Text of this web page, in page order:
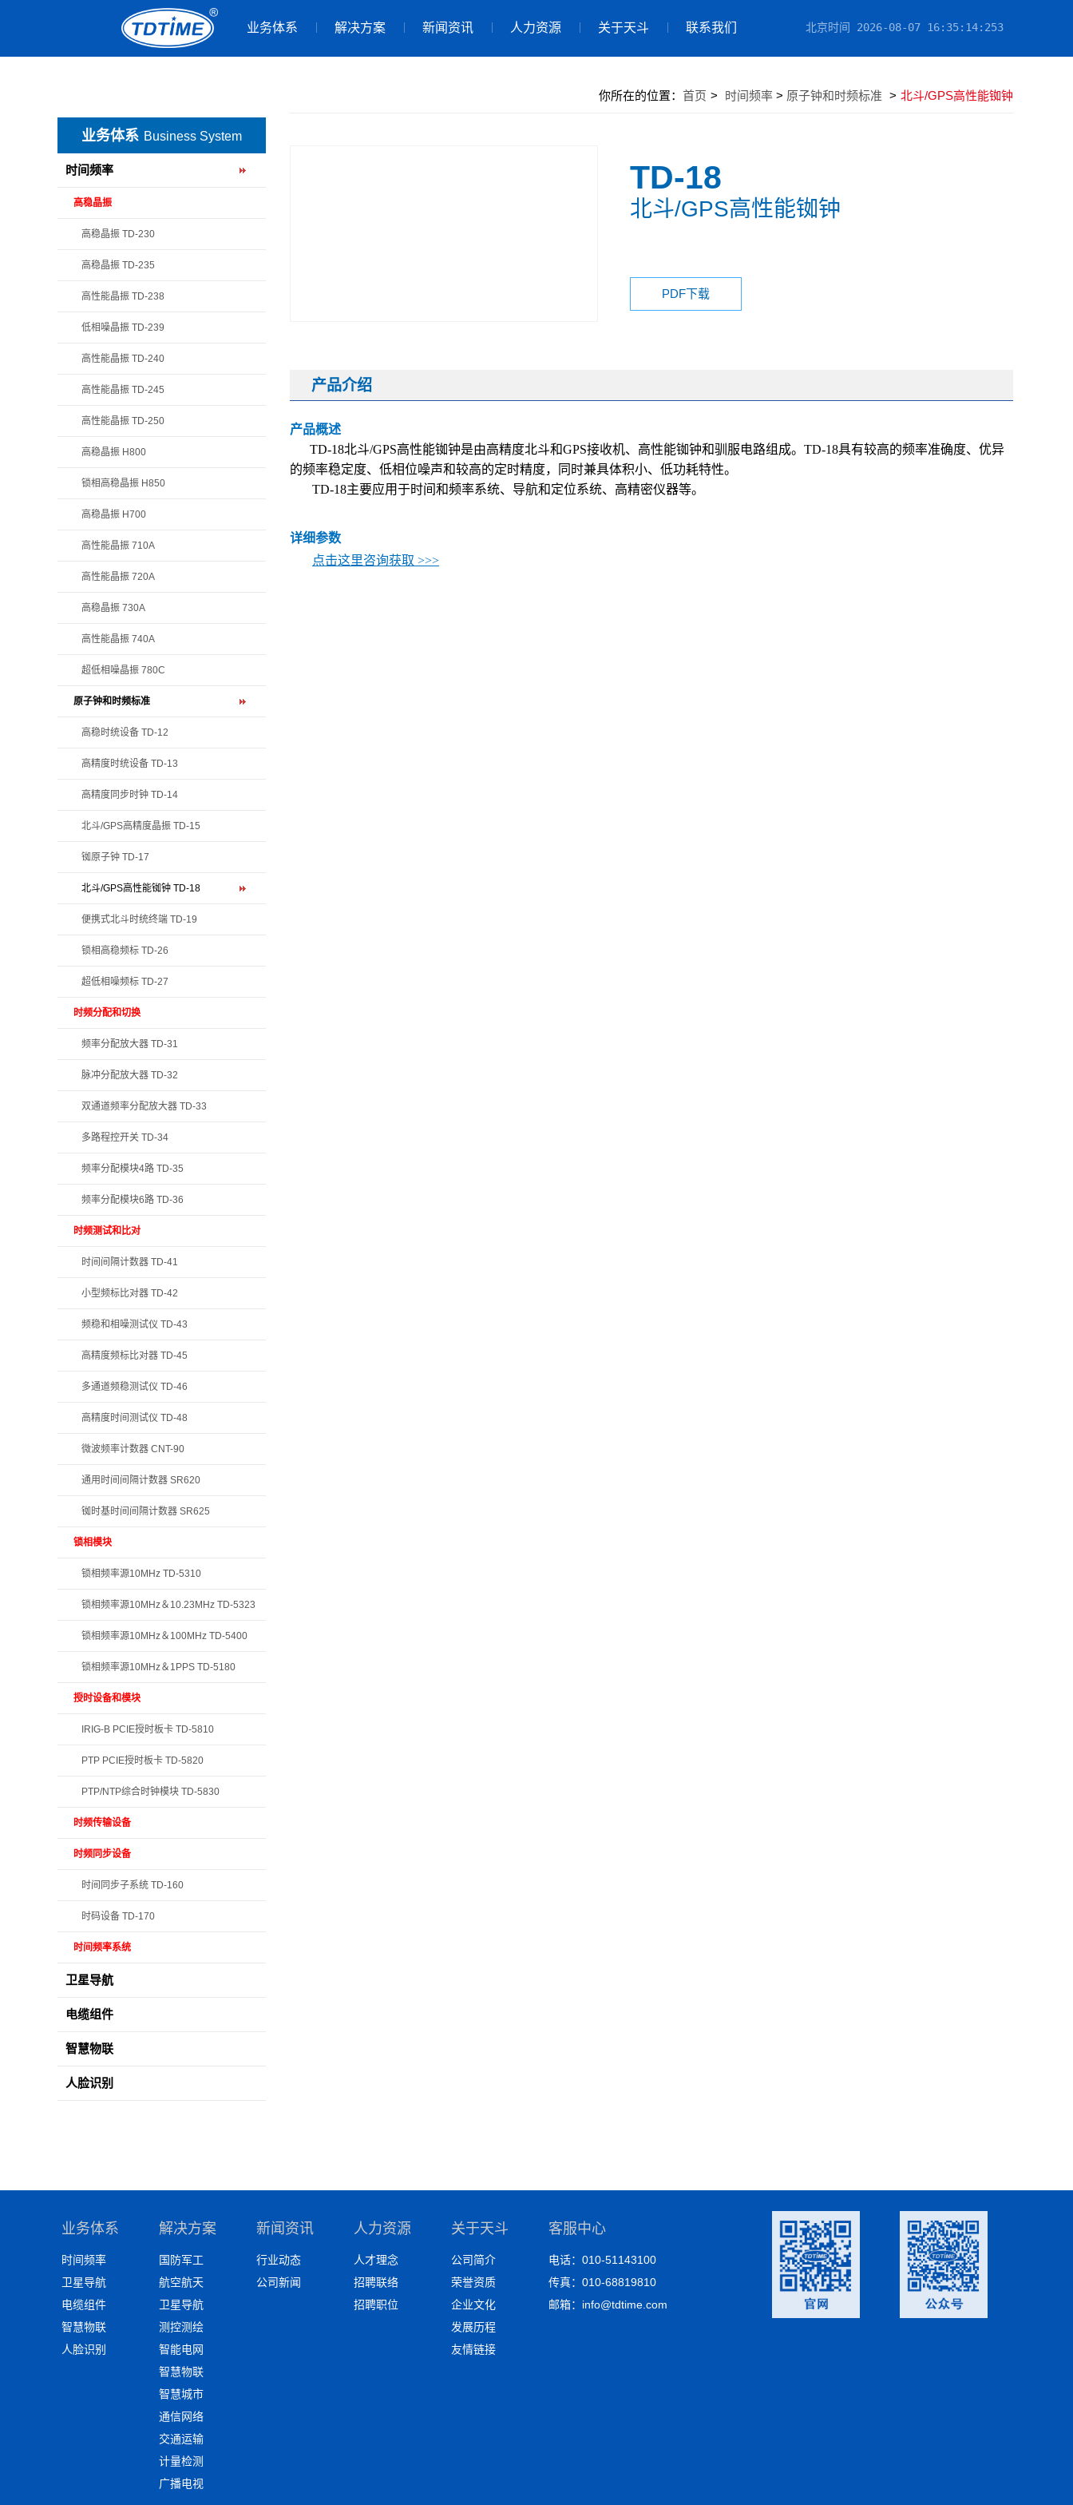
业务体系 解决方案 新闻资讯 人力资源 关于天斗 联系我们 北京时间 2026-08-07 16:35:14:855
业务体系 Business System
时间频率
高稳晶振
高稳晶振 TD-230
高稳晶振 TD-235
高性能晶振 TD-238
低相噪晶振 TD-239
高性能晶振 TD-240
高性能晶振 TD-245
高性能晶振 TD-250
高稳晶振 H800
锁相高稳晶振 H850
高稳晶振 H700
高性能晶振 710A
高性能晶振 720A
高稳晶振 730A
高性能晶振 740A
超低相噪晶振 780C
原子钟和时频标准
高稳时统设备 TD-12
高精度时统设备 TD-13
高精度同步时钟 TD-14
北斗/GPS高精度晶振 TD-15
铷原子钟 TD-17
北斗/GPS高性能铷钟 TD-18
便携式北斗时统终端 TD-19
锁相高稳频标 TD-26
超低相噪频标 TD-27
时频分配和切换
频率分配放大器 TD-31
脉冲分配放大器 TD-32
双通道频率分配放大器 TD-33
多路程控开关 TD-34
频率分配模块4路 TD-35
频率分配模块6路 TD-36
时频测试和比对
时间间隔计数器 TD-41
小型频标比对器 TD-42
频稳和相噪测试仪 TD-43
高精度频标比对器 TD-45
多通道频稳测试仪 TD-46
高精度时间测试仪 TD-48
微波频率计数器 CNT-90
通用时间间隔计数器 SR620
铷时基时间间隔计数器 SR625
锁相模块
锁相频率源10MHz TD-5310
锁相频率源10MHz＆10.23MHz TD-5323
锁相频率源10MHz＆100MHz TD-5400
锁相频率源10MHz＆1PPS TD-5180
授时设备和模块
IRIG-B PCIE授时板卡 TD-5810
PTP PCIE授时板卡 TD-5820
PTP/NTP综合时钟模块 TD-5830
时频传输设备
时频同步设备
时间同步子系统 TD-160
时码设备 TD-170
时间频率系统
卫星导航
电缆组件
智慧物联
人脸识别
你所在的位置：首页 > 时间频率 > 原子钟和时频标准 > 北斗/GPS高性能铷钟
TD-18
北斗/GPS高性能铷钟
PDF下载
产品介绍
产品概述
TD-18北斗/GPS高性能铷钟是由高精度北斗和GPS接收机、高性能铷钟和驯服电路组成。TD-18具有较高的频率准确度、优异
的频率稳定度、低相位噪声和较高的定时精度，同时兼具体积小、低功耗特性。
TD-18主要应用于时间和频率系统、导航和定位系统、高精密仪器等。
详细参数
点击这里咨询获取 >>>
业务体系
时间频率
卫星导航
电缆组件
智慧物联
人脸识别
解决方案
国防军工
航空航天
卫星导航
测控测绘
智能电网
智慧物联
智慧城市
通信网络
交通运输
计量检测
广播电视
新闻资讯
行业动态
公司新闻
人力资源
人才理念
招聘联络
招聘职位
关于天斗
公司简介
荣誉资质
企业文化
发展历程
友情链接
客服中心
电话：010-51143100
传真：010-68819810
邮箱：info@tdtime.com